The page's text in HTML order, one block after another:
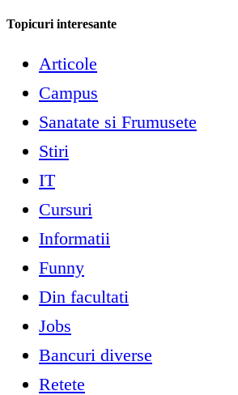
Topicuri interesante
Articole
Campus
Sanatate si Frumusete
Stiri
IT
Cursuri
Informatii
Funny
Din facultati
Jobs
Bancuri diverse
Retete